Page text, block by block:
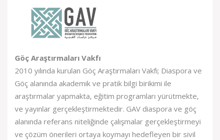
Göç Araştırmaları Vakfı
2010 yılında kurulan Göç Araştırmaları Vakfı; Diaspora ve
Göç alanında akademik ve pratik bilgi birikimi ile
araştırmalar yapmakta, eğitim programları yürütmekte,
ve yayınlar gerçekleştirmektedir. GAV diaspora ve göç
alanında referans niteliğinde çalışmalar gerçekleştirmeyi
ve çözüm önerileri ortaya koymayı hedefleyen bir sivil